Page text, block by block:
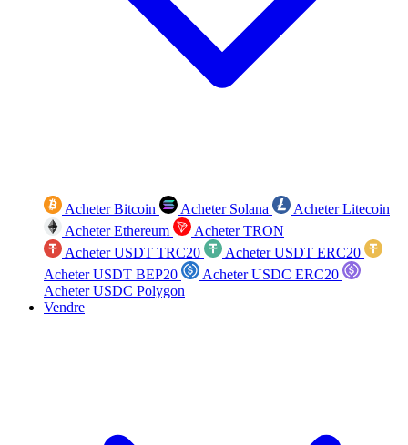
Acheter Bitcoin Acheter Solana
Acheter Litecoin
Acheter Ethereum
Acheter TRON
Acheter USDT TRC20
Acheter USDT ERC20
Acheter USDT BEP20
Acheter USDC ERC20
Acheter USDC Polygon
Vendre